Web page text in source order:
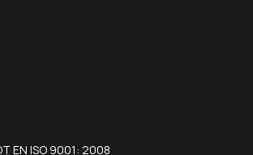
EN ISO 9001: 2008